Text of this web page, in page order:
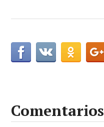
Comentarios